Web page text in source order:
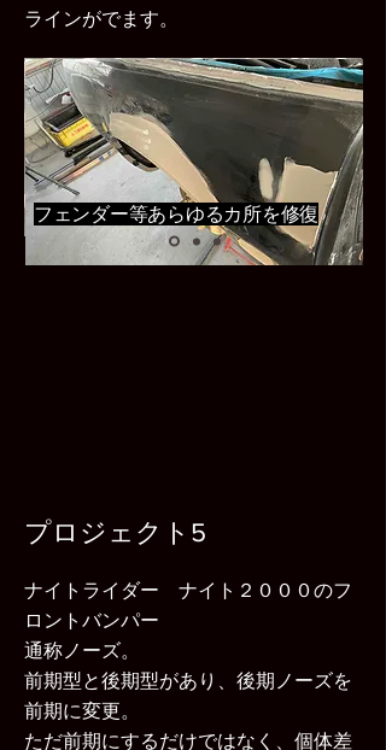
ラインがでます。
プロジェクト5
ナイトライダー ナイト２０００のフ
ロントバンパー
通称ノーズ。
前期型と後期型があり、後期ノーズを
前期に変更。
ただ前期にするだけではなく、個体差
フェンダー等あらゆるカ所を修復